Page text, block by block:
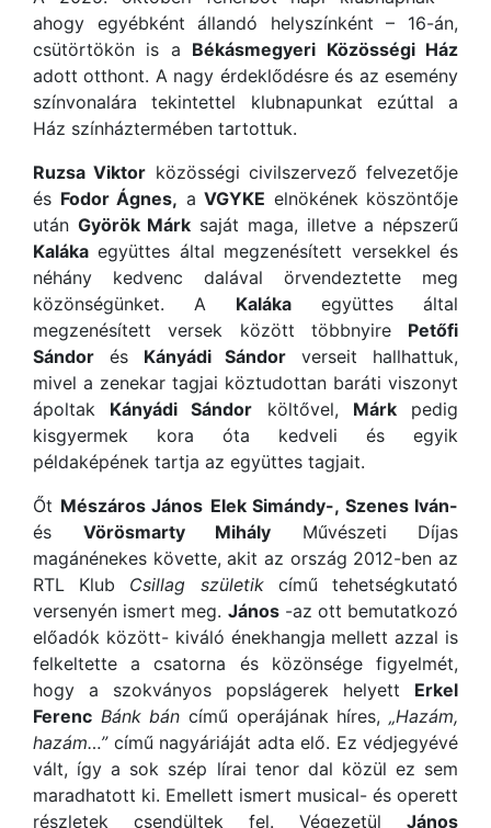
ahogy egyébként állandó helyszínként – 16-án,
csütörtökön is a Békásmegyeri Közösségi Ház
adott otthont. A nagy érdeklődésre és az esemény
színvonalára tekintettel klubnapunkat ezúttal a
Ház színháztermében tartottuk.
Ruzsa Viktor közösségi civilszervező felvezetője
és Fodor Ágnes, a VGYKE elnökének köszöntője
után Györök Márk saját maga, illetve a népszerű
Kaláka együttes által megzenésített versekkel és
néhány kedvenc dalával örvendeztette meg
közönségünket. A Kaláka együttes által
megzenésített versek között többnyire Petőfi
Sándor és Kányádi Sándor verseit hallhattuk,
mivel a zenekar tagjai köztudottan baráti viszonyt
ápoltak Kányádi Sándor költővel, Márkpedig
kisgyermek kora óta kedveli és egyik
példaképének tartja az együttes tagjait.
Őt Mészáros János Elek Simándy-, Szenes Iván-
és Vörösmarty Mihály Művészeti Díjas
magánénekes követte, akit az ország 2012-ben az
RTL Klub Csillag születikcímű tehetségkutató
versenyén ismert meg. János-az ott bemutatkozó
előadók között- kiváló énekhangja mellett azzal is
felkeltette a csatorna és közönsége figyelmét,
hogy a szokványos popslágerek helyett Erkel
Ferenc Bánk bán című operájának híres,„Hazám,
hazám…”című nagyáriáját adta elő. Ez védjegyévé
vált, így a sok szép lírai tenor dal közül ez sem
maradhatott ki. Emellett ismert musical- és operett
részletek csendültek fel. Végezetül János